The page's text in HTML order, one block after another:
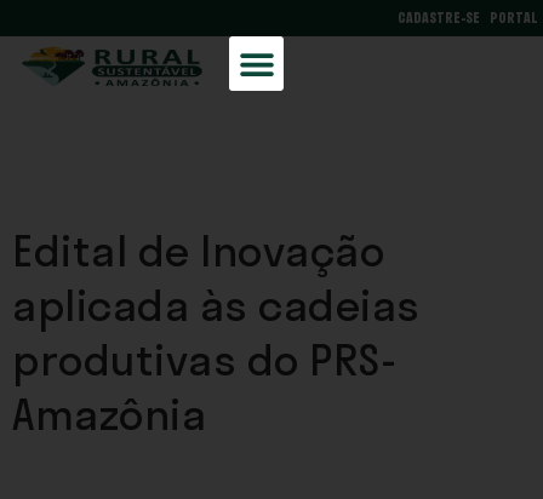
PORTAL
CADASTRE-SE
Edital de Inovação
aplicada às cadeias
produtivas do PRS-
Amazônia